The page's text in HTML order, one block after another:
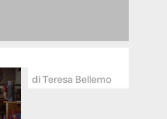
diTeresa Bellemo